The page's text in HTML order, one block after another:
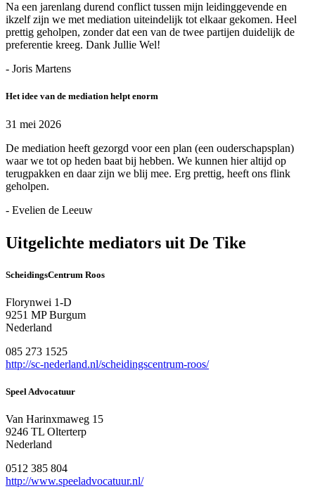
Na een jarenlang durend conflict tussen mijn leidinggevende en
ikzelf zijn we met mediation uiteindelijk tot elkaar gekomen. Heel
prettig geholpen, zonder dat een van de twee partijen duidelijk de
preferentie kreeg. Dank Jullie Wel!
- Joris Martens
Het idee van de mediation helpt enorm
31 mei 2026
De mediation heeft gezorgd voor een plan (een ouderschapsplan)
waar we tot op heden baat bij hebben. We kunnen hier altijd op
terugpakken en daar zijn we blij mee. Erg prettig, heeft ons flink
geholpen.
- Evelien de Leeuw
Uitgelichte mediators uit De Tike
ScheidingsCentrum Roos
Florynwei 1-D
9251 MP Burgum
Nederland
085 273 1525
http://sc-nederland.nl/scheidingscentrum-roos/
Speel Advocatuur
Van Harinxmaweg 15
9246 TL Olterterp
Nederland
0512 385 804
http://www.speeladvocatuur.nl/